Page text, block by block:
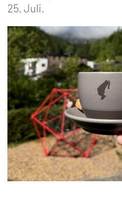
25. Juli.